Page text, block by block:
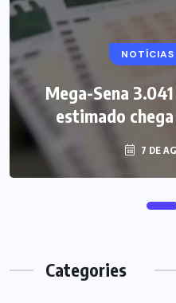
Mega-Sena
estimado
7 DE
Categories